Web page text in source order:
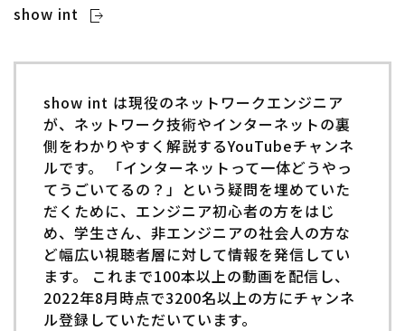
show int
show int は現役のネットワークエンジニア
が、ネットワーク技術やインターネットの裏
側をわかりやすく解説するYouTubeチャンネ
ルです。 「インターネットって一体どうやっ
てうごいてるの？」という疑問を埋めていた
だくために、エンジニア初心者の方をはじ
め、学生さん、非エンジニアの社会人の方な
ど幅広い視聴者層に対して情報を発信してい
ます。 これまで100本以上の動画を配信し、
2022年8月時点で3200名以上の方にチャンネ
ル登録していただいています。